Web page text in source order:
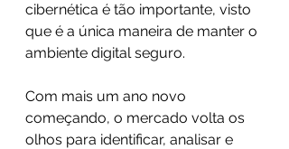
cibernética é tão importante, visto
que é a única maneira de manter o
ambiente digital seguro.
Com mais um ano novo
começando, o mercado volta os
olhos para identificar, analisar e